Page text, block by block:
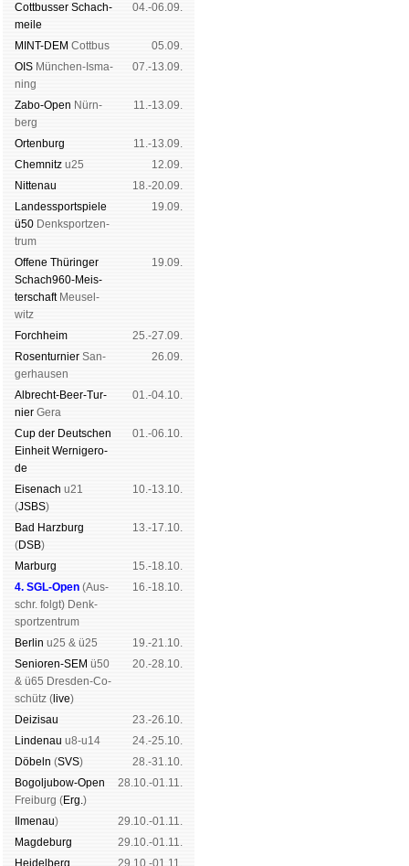
Cott­busser Schach­
meile
04.-06.09.
MINT-DEM Cott­bus
05.09.
OIS Mün­chen-Is­ma­
ning
07.-13.09.
Zabo-Open Nürn­
berg
11.-13.09.
Orten­burg
11.-13.09.
Chem­nitz u25
12.09.
Nitte­nau
18.-20.09.
Landes­sport­spiele
ü50 Denk­sport­zen­
trum
19.09.
Offene Thü­rin­ger
Schach960-Meis­
ter­schaftMeu­sel­
witz
19.09.
Forch­heim
25.-27.09.
Rosen­tur­nier San­
ger­hau­sen
26.09.
Albrecht-Beer-Tur­
nier Ge­ra
01.-04.10.
Cup der Deut­schen
Ein­heit Wer­ni­ge­ro­
de
01.-06.10.
Eise­nach u21
(JSBS)
10.-13.10.
Bad Harz­burg
(DSB)
13.-17.10.
Mar­burg
15.-18.10.
4. SGL-Open (Aus­
schr. folgt) Denk­
sport­zen­trum
16.-18.10.
Ber­lin u25 & ü25
19.-21.10.
Senioren-SEM ü50
& ü65 Dres­den-Co­
schütz ( live)
20.-28.10.
Dei­zi­sau
23.-26.10.
Lin­de­nau u8-u14
24.-25.10.
Dö­beln (SVS)
28.-31.10.
Bogoljubow-Open
Frei­burg (Erg.)
28.10.-01.11.
Il­me­nau)
29.10.-01.11.
Mag­de­burg
29.10.-01.11.
Hei­del­berg
29.10.-01.11.